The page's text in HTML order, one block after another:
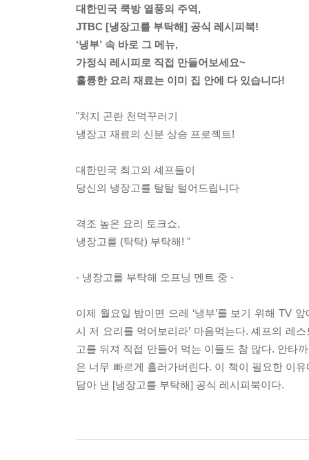
대한민국 쿡방 열풍의 주역,
JTBC [냉장고를 부탁해] 공식 레시피북!
‘냉부’ 속 바로 그 메뉴,
가정식 레시피로 직접 만들어보세요~
훌륭한 요리 재료는 이미 집 안에 다 있습니다!
"처지 곤란 천덕꾸러기
냉장고 재료의 신분 상승 프로젝트!
대한민국 최고의 셰프들이
당신의 냉장고를 탈탈 털어드립니다
격조 높은 요리 토크쇼,
냉장고를 (탁탁) 부탁해! "
- 냉장고를 부탁해 오프닝 멘트 중 -
이제 월요일 밤이면 으레 ‘냉부’를 보기 위해 TV
시 저 요리를 먹어보리라’ 마음먹는다. 셰프의 레
고를 뒤져 직접 만들어 먹는 이들도 참 많다. 안타
은 너무 빠르게 흘러가버린다. 이 책이 필요한 이
담아 낸 [냉장고를 부탁해] 공식 레시피북이다.